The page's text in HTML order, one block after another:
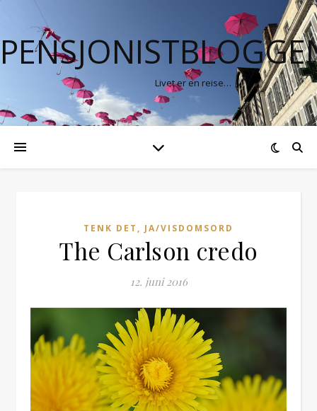
Livet er en reise…
TENK DET, JA/VISDOMSORD
The Carlson credo
12. juni 2016